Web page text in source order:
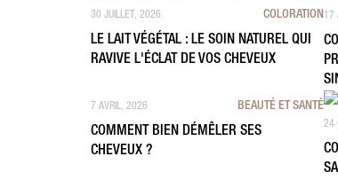
30 JUILLET, 2026 COLORATION
LE LAIT VÉGÉTAL : LE SOIN NATUREL QUI
RAVIVE L'ÉCLAT DE VOS CHEVEUX
17
7 AVRIL, 2026 BEAUTÉ ET SANTÉ
COMMENT BIEN DÉMÊLER SES
CHEVEUX ?
24